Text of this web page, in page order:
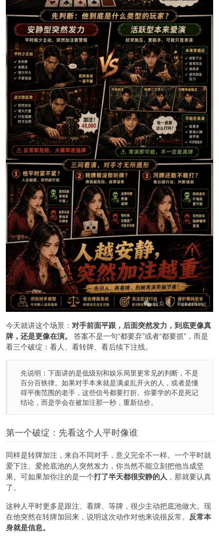
今天就讲这个场景： 对手前面平跟，后面突然发力，到底更像真
牌，还是更像在演。
答案不是一句“都要弃”或者“都要抓”，而是
看三个破绽：看人、看转牌、看后续下注线。
先说明：下面讲的是低级别和娱乐局里更常见的判断，不是
百分百铁律。如果对手本来就是满桌乱开火的人，或者是懂
得平衡范围的老手，这些信号都要打折。你要学的不是死记
结论，而是学会在被加注那一秒，重新估价。
第一个破绽：先看这个人平时像谁
同样是转牌加注，来自不同对手，意义完全不一样。一个平时就
爱下注、爱抢底池的人突然发力，你当然不能立刻把他当成坚
果。可如果加你注的是一个打了半天都很安静的人 ，那就要认真
了。
这种人平时更多是跟注、看牌、等牌，很少主动把底池做大。现
在他突然在转牌加回来，说明这次动作对他来说很反常。 反常本
身就是信息。